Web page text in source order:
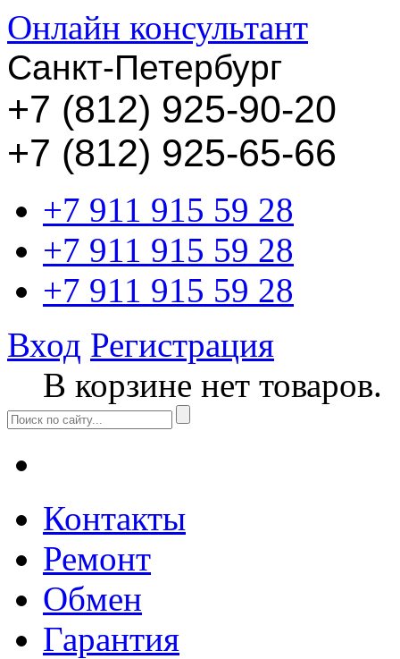
Онлайн консультант
Санкт-Петербург
+7 (812) 925-90-20
+7 (812) 925-65-66
+7 911 915 59 28
+7 911 915 59 28
+7 911 915 59 28
Вход Регистрация
В корзине нет товаров.
Контакты
Ремонт
Обмен
Гарантия